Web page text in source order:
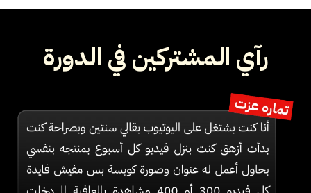
رآي المشتركين في الدورة